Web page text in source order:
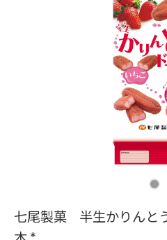
七尾製菓 半生かりんと